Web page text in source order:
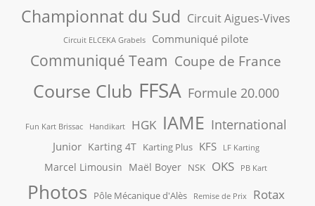
Championnat du Sud Circuit Aigues-Vives
Circuit ELCEKA Grabels Communiqué pilote
Communiqué Team Coupe de France
Course Club FFSA Formule 20.000
Fun Kart Brissac Handikart HGK IAME International
Junior Karting 4T Karting Plus KFS LF Karting
Marcel Limousin Maël Boyer NSK OKS PB Kart
Photos Pôle Mécanique d'Alès Remise de Prix Rotax